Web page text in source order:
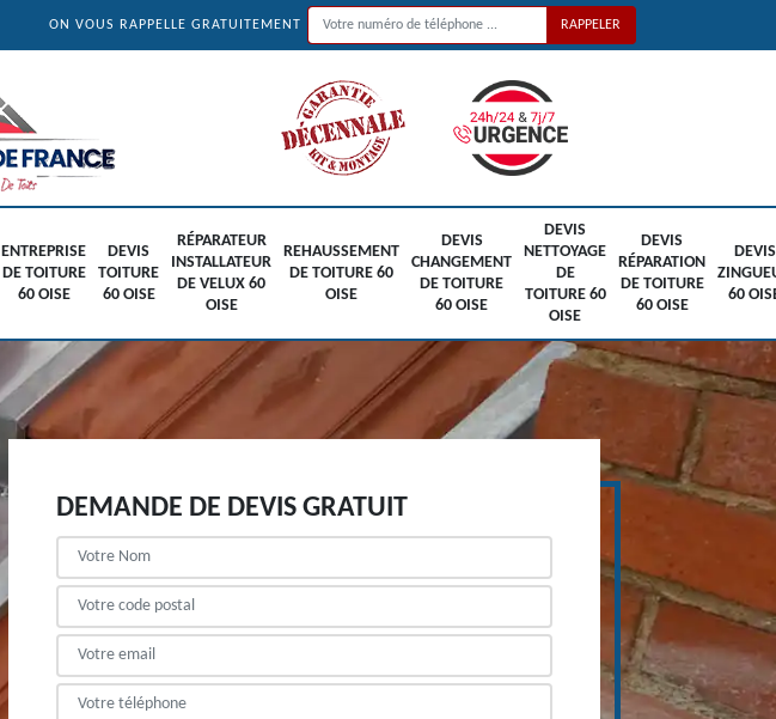
ON VOUS RAPPELLE GRATUITEMENT
ENTREPRISE
DE TOITURE
60 OISE
DEVIS
TOITURE
60 OISE
RÉPARATEUR
INSTALLATEUR
DE VELUX 60
OISE
REHAUSSEMENT
DE TOITURE 60
OISE
DEVIS
CHANGEMENT
DE TOITURE
60 OISE
DEVIS
NETTOYAGE
DE
TOITURE 60
OISE
DEVIS
RÉPARATION
DE TOITURE
60 OISE
DEVIS
60
DEMANDE DE DEVIS GRATUIT